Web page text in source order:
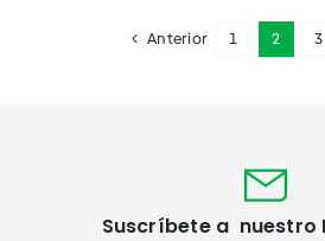
$40.000.$19.990.
Anterior 1 2 3
Suscríbete a nuestro